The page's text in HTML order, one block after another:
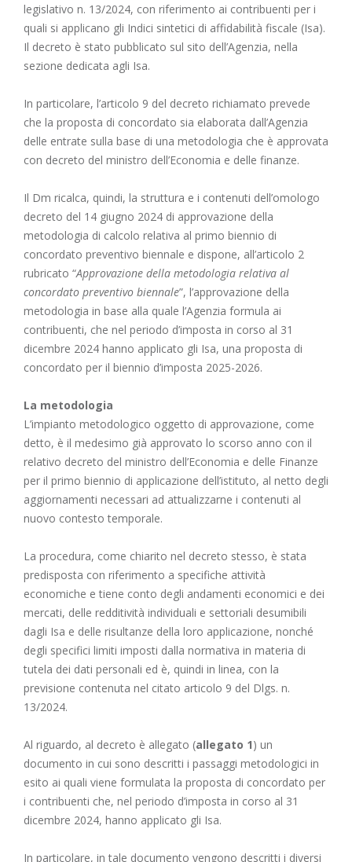
legislativo n. 13/2024, con riferimento ai contribuenti per i
quali si applicano gli Indici sintetici di affidabilità fiscale (Isa).
Il decreto è stato pubblicato sul sito dell’Agenzia, nella
sezione dedicata agli Isa.
In particolare, l’articolo 9 del decreto richiamato prevede
che la proposta di concordato sia elaborata dall’Agenzia
delle entrate sulla base di una metodologia che è approvata
con decreto del ministro dell’Economia e delle finanze.
Il Dm ricalca, quindi, la struttura e i contenuti dell’omologo
decreto del 14 giugno 2024 di approvazione della
metodologia di calcolo relativa al primo biennio di
concordato preventivo biennale e dispone, all’articolo 2
rubricato “Approvazione della metodologia relativa al
concordato preventivo biennale”, l’approvazione della
metodologia in base alla quale l’Agenzia formula ai
contribuenti, che nel periodo d’imposta in corso al 31
dicembre 2024 hanno applicato gli Isa, una proposta di
concordato per il biennio d’imposta 2025-2026.
La metodologia
L’impianto metodologico oggetto di approvazione, come
detto, è il medesimo già approvato lo scorso anno con il
relativo decreto del ministro dell’Economia e delle Finanze
per il primo biennio di applicazione dell’istituto, al netto degli
aggiornamenti necessari ad attualizzarne i contenuti al
nuovo contesto temporale.
La procedura, come chiarito nel decreto stesso, è stata
predisposta con riferimento a specifiche attività
economiche e tiene conto degli andamenti economici e dei
mercati, delle redditività individuali e settoriali desumibili
dagli Isa e delle risultanze della loro applicazione, nonché
degli specifici limiti imposti dalla normativa in materia di
tutela dei dati personali ed è, quindi in linea, con la
previsione contenuta nel citato articolo 9 del Dlgs. n.
13/2024.
Al riguardo, al decreto è allegato (allegato 1) un
documento in cui sono descritti i passaggi metodologici in
esito ai quali viene formulata la proposta di concordato per
i contribuenti che, nel periodo d’imposta in corso al 31
dicembre 2024, hanno applicato gli Isa.
In particolare, in tale documento vengono descritti i diversi